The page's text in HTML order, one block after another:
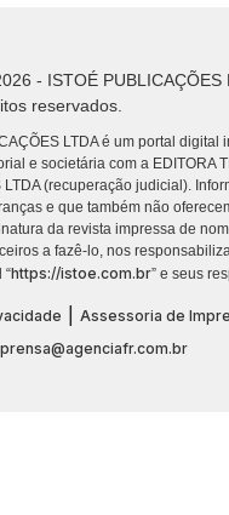
- ISTOÉ PUBLICAÇÕES
reservados.
LTDA é um portal digital
e societária com a EDITORA
LTDA (recuperação judicial).
e que também não
da revista impressa de
a fazê-lo, nos
“https://istoe.com.br” e seus
Assessoria de